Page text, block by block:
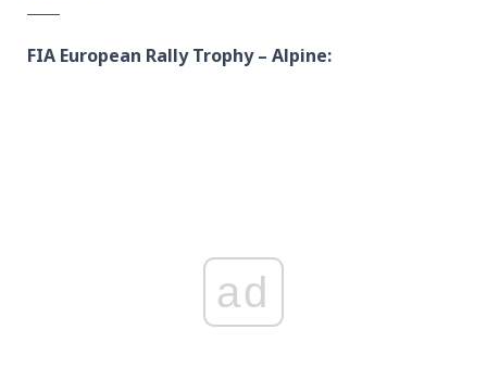
FIA European Rally Trophy – Alpine:
ad